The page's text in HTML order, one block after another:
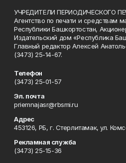
УЧРЕДИТЕЛИ ПЕРИОДИЧЕСКОГО
Агентство по печати и средствам
Республики Башкортостан,
Издательский дом «Республика
Главный редактор Алексей
(3473) 25-14-67.
Телефон
(3473) 25-01-57
Эл. почта
priemnajasr@rbsmi.ru
Адрес
453126, РБ, г. Стерлитамак, ул.
Рекламная служба
(3473) 25-15-36